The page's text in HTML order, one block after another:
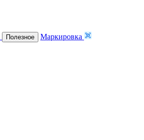
Полезное
Маркировка